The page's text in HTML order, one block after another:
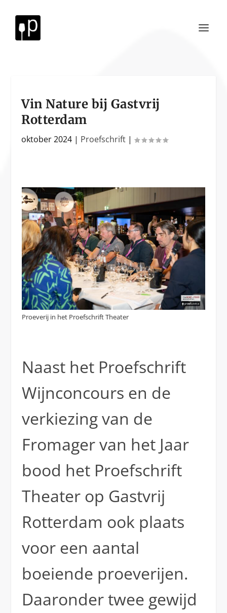
Vin Nature bij Gastvrij
Rotterdam
oktober 2024 | Proefschrift |
Proeverij in het Proefschrift Theater
Naast het Proefschrift
Wijnconcours en de
verkiezing van de
Fromager van het Jaar
bood het Proefschrift
Theater op Gastvrij
Rotterdam ook plaats
voor een aantal
boeiende proeverijen.
Daaronder twee gewijd